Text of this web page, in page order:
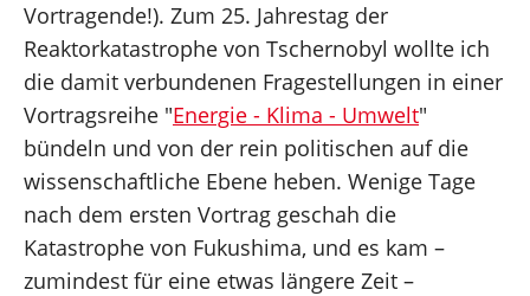
Vortragende!). Zum 25. Jahrestag der
Reaktorkatastrophe von Tschernobyl wollte ich
die damit verbundenen Fragestellungen in einer
Vortragsreihe "Energie - Klima - Umwelt"
bündeln und von der rein politischen auf die
wissenschaftliche Ebene heben. Wenige Tage
nach dem ersten Vortrag geschah die
Katastrophe von Fukushima, und es kam –
zumindest für eine etwas längere Zeit –